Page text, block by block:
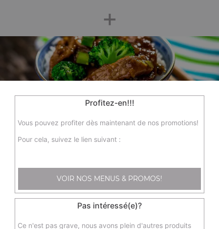
+
Nos Spécialités Chinoises
sp1 - nouille sauté aux légumes, sp3 - wok boeuf sauté aux
+
Profitez-en!!!
Vous pouvez profiter dès maintenant de nos promotions!
Pour cela, suivez le lien suivant :
VOIR NOS MENUS & PROMOS!
Pas intéressé(e)?
Ce n'est pas grave, nous avons plein d'autres produits